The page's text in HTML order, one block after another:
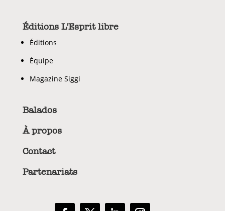
Éditions L'Esprit libre
Éditions
Équipe
Magazine Siggi
Balados
À propos
Contact
Partenariats